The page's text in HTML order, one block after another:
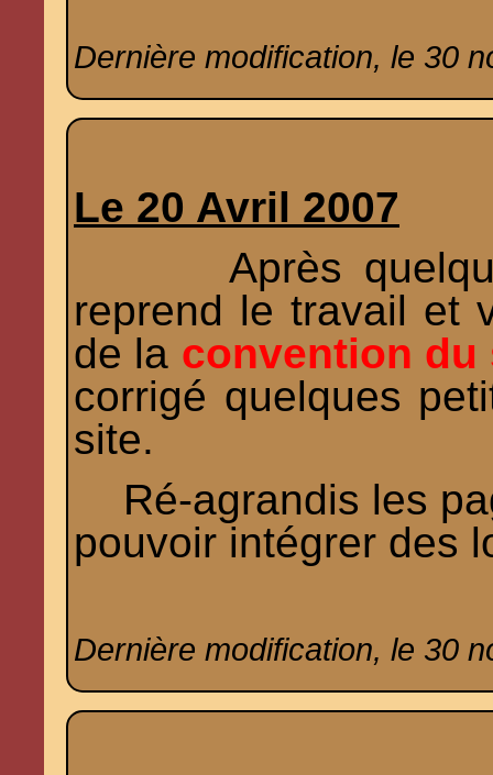
Dernière modification, le 30
Le 20 Avril 2007
Après
reprend le travail et
de la convention du
corrigé quelques
site.
Ré-agrandis les
pouvoir intégrer des
Dernière modification, le 30